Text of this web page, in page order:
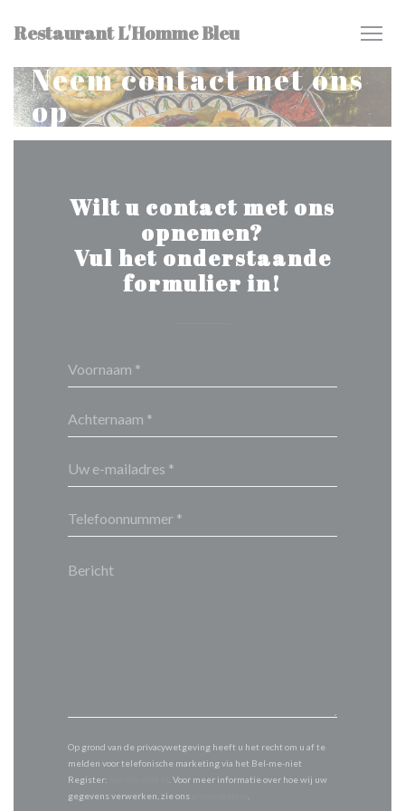
Restaurant L'Homme Bleu
Neem contact met ons
op
Wilt u contact met ons
opnemen?
Vul het onderstaande
formulier in!
Op grond van de privacywetgeving heeft u het recht om u af te
melden voor telefonische marketing via het Bel-me-niet
Register:
. Voor meer informatie over hoe wij uw
gegevens verwerken, zie ons